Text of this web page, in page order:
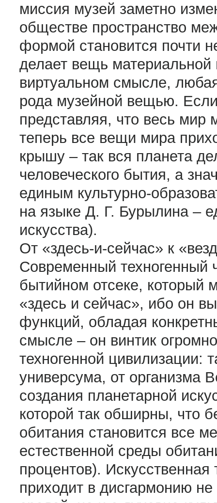
миссия музей заметно
обществе пространство
формой становится почти
делает вещь
виртуальном смысле,
рода музейной вещью.
представляя, что весь
теперь все вещи мира
крышу – так вся планета
человеческого бытия, а
единым культурно-
на языке Д. Г. Бурылина –
искусства).
От «здесь-и-сейчас» к
Современный техногенный
бытийном отсеке, который
«здесь и сейчас», ибо он
функций, обладая
смысле – он винтик
техногенной цивилизации:
универсума, от организма
создания планетарной
которой так обширны, что
обитания становится все
естественной среды
процентов).
приходит в дисгармонию